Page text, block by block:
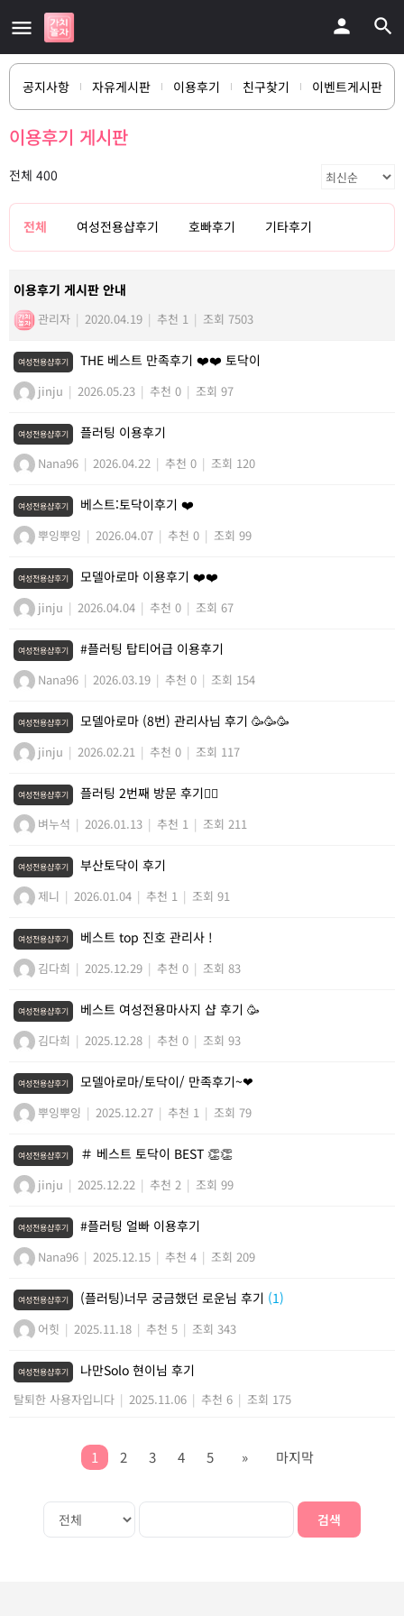
공지사항 자유게시판 이용후기 친구찾기 이벤트게시판
이용후기 게시판
전체 400
전체 여성전용샵후기 호빠후기 기타후기
이용후기 게시판 안내
관리자 | 2020.04.19 | 추천 1 | 조회 7503
여성전용샵후기 THE 베스트 만족후기 ❤️❤️ 토닥이
jinju | 2026.05.23 | 추천 0 | 조회 97
여성전용샵후기 플러팅 이용후기
Nana96 | 2026.04.22 | 추천 0 | 조회 120
여성전용샵후기 베스트:토닥이후기 ❤️
뿌잉뿌잉 | 2026.04.07 | 추천 0 | 조회 99
여성전용샵후기 모델아로마 이용후기 ❤️❤️
jinju | 2026.04.04 | 추천 0 | 조회 67
여성전용샵후기 #플러팅 탑티어급 이용후기
Nana96 | 2026.03.19 | 추천 0 | 조회 154
여성전용샵후기 모델아로마 (8번) 관리사님 후기 🥳🥳🥳
jinju | 2026.02.21 | 추천 0 | 조회 117
여성전용샵후기 플러팅 2번째 방문 후기💆‍♀️
벼누석 | 2026.01.13 | 추천 1 | 조회 211
여성전용샵후기 부산토닥이 후기
제니 | 2026.01.04 | 추천 1 | 조회 91
여성전용샵후기 베스트 top 진호 관리사 !
김다희 | 2025.12.29 | 추천 0 | 조회 83
여성전용샵후기 베스트 여성전용마사지 샵 후기 🥳
김다희 | 2025.12.28 | 추천 0 | 조회 93
여성전용샵후기 모델아로마/토닥이/ 만족후기~❤
뿌잉뿌잉 | 2025.12.27 | 추천 1 | 조회 79
여성전용샵후기 ＃ 베스트 토닥이 BEST 👏👏
jinju | 2025.12.22 | 추천 2 | 조회 99
여성전용샵후기 #플러팅 얼빠 이용후기
Nana96 | 2025.12.15 | 추천 4 | 조회 209
여성전용샵후기 (플러팅)너무 궁금했던 로운님 후기 (1)
어힛 | 2025.11.18 | 추천 5 | 조회 343
여성전용샵후기 나만Solo 현이님 후기
탈퇴한 사용자입니다 | 2025.11.06 | 추천 6 | 조회 175
1 2 3 4 5 » 마지막
검색